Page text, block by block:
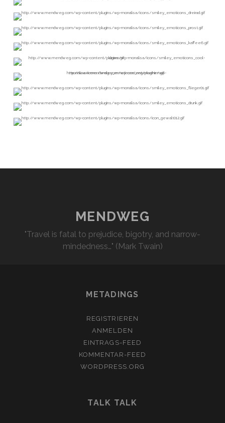
MENDWEG
"Travel is fatal to prejudice, bigotry, and narrow-
mindedness…" (Mark Twain)
METADINGS
REGISTRIEREN
ANMELDEN
EINTRAGS-FEED
KOMMENTAR-FEED
WORDPRESS.ORG
TALK TALK